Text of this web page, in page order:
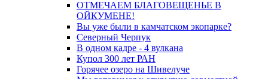
ОТМЕЧАЕМ БЛАГОВЕЩЕНЬЕ В
ОЙКУМЕНЕ!
Вы уже были в камчатском экопарке?
Северный Черпук
В одном кадре - 4 вулкана
Купол 300 лет РАН
Горячее озеро на Шивелуче